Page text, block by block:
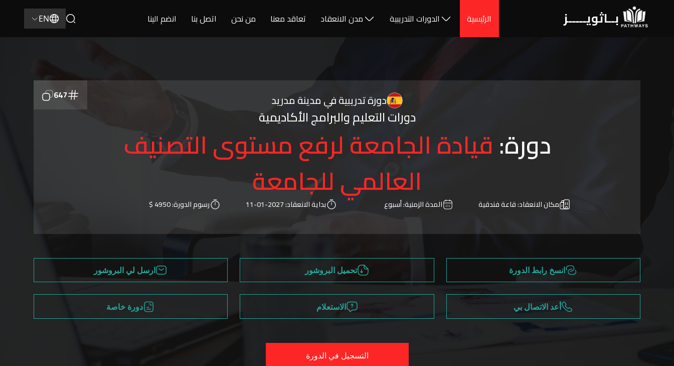
بــاثويـــــز الرئيسية الدورات التدريبية مدن الانعقاد تعاقد معنا من نحن اتصل بنا انضم الينا EN
647 دورة تدريبية في مدينة مدريد
دورات التعليم والبرامج الأكاديمية
دورة: قيادة الجامعة لرفع مستوى التصنيف
العالمي للجامعة
مكان الانعقاد:قاعة فندقية المدة الزمنية:أسبوع بداية الانعقاد:2027-01-11 رسوم الدورة:4950 $
انسخ رابط الدورة تحميل البروشور ارسل لي البروشور
أعد الاتصال بي الاستعلام دورة خاصة
التسجيل في الدورة